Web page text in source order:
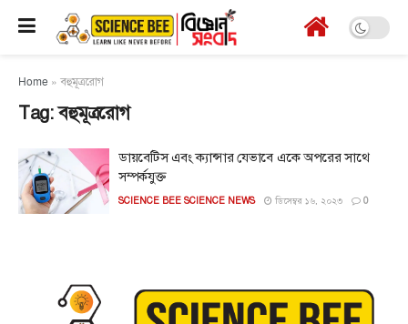
Home » বহুমূত্ররোগ
Tag:বহুমূত্ররোগ
ডায়বেটিস এবং ক্যান্সার যেভাবে একে অপরের সাথে
সম্পর্কযুক্ত
SCIENCE BEE SCIENCE NEWS ডিসেম্বর ১৬, ২০২৩ 0